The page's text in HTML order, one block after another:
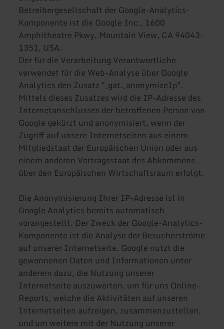
Betreibergesellschaft der Google-Analytics-
Komponente ist die Google Inc., 1600
Amphitheatre Pkwy, Mountain View, CA 94043-
1351, USA.
Der für die Verarbeitung Verantwortliche
verwendet für die Web-Analyse über Google
Analytics den Zusatz "_gat._anonymizeIp".
Mittels dieses Zusatzes wird die IP-Adresse des
Internetanschlusses der betroffenen Person von
Google gekürzt und anonymisiert, wenn der
Zugriff auf unsere Internetseiten aus einem
Mitgliedstaat der Europäischen Union oder aus
einem anderen Vertragsstaat des Abkommens
über den Europäischen Wirtschaftsraum erfolgt.
Die Anonymisierung Ihrer IP-Adresse ist in
Google Analytics bereits automatisch
vorangestellt. Der Zweck der Google-Analytics-
Komponente ist die Analyse der Besucherströme
auf unserer Internetseite. Google nutzt die
gewonnenen Daten und Informationen unter
anderem dazu, die Nutzung unserer
Internetseite auszuwerten, um für uns Online-
Reports, welche die Aktivitäten auf unseren
Internetseiten aufzeigen, zusammenzustellen,
und um weitere mit der Nutzung unserer